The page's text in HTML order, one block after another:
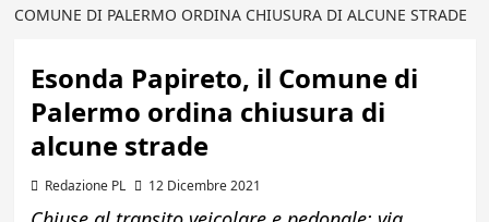
COMUNE DI PALERMO ORDINA CHIUSURA DI ALCUNE STRADE
Esonda Papireto, il Comune di
Palermo ordina chiusura di
alcune strade
Redazione PL 12 Dicembre 2021